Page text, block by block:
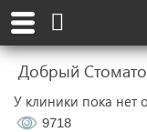
Добрый
У клиники пока нет
9718